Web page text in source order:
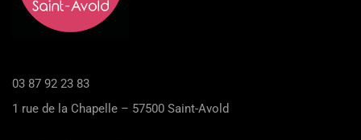
03 87 92 23 83
1 rue de la Chapelle – 57500 Saint-Avold